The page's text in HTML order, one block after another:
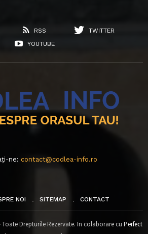
RSS
TWITTER
YOUTUBE
ne: contact@codlea-info.ro
NOI SITEMAP CONTACT
Drepturile Rezervate. In colaborare cu Perfect